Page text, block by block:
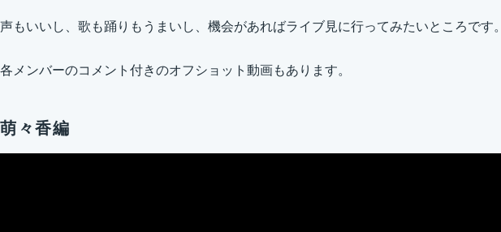
声もいいし、歌も踊りもうまいし、機会があればライブ見に行ってみたいところです。
各メンバーのコメント付きのオフショット動画もあります。
萌々香編